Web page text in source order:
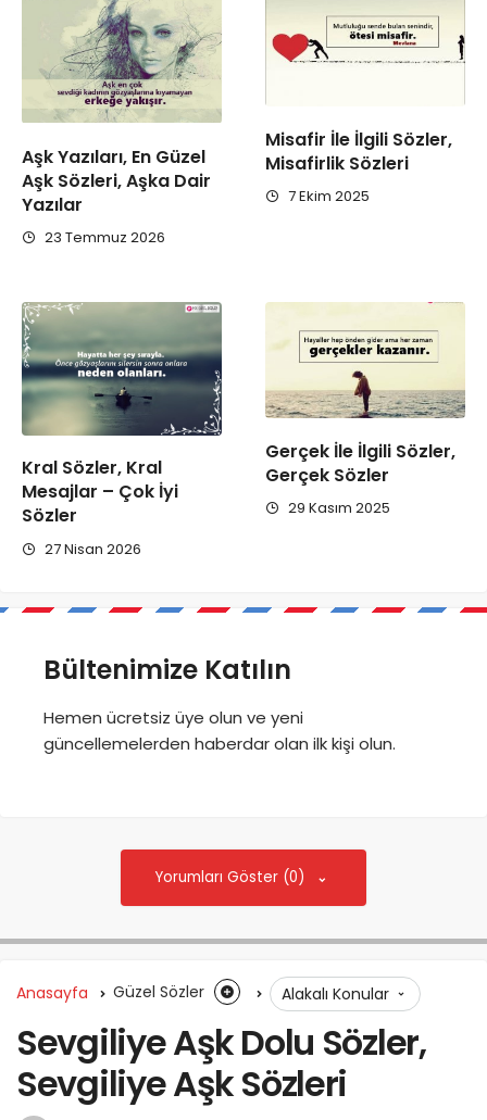
Aşk Yazıları, En Güzel
Aşk Sözleri, Aşka Dair
Yazılar
23 Temmuz 2026
Misafir İle İlgili Sözler,
Misafirlik Sözleri
7 Ekim 2025
Kral Sözler, Kral
Mesajlar – Çok İyi
Sözler
27 Nisan 2026
Gerçek İle İlgili Sözler,
Gerçek Sözler
29 Kasım 2025
Bültenimize Katılın
Hemen ücretsiz üye olun ve yeni
güncellemelerden haberdar olan ilk kişi olun.
Yorumları Göster (0)
Anasayfa Güzel Sözler Alakalı Konular
Sevgiliye Aşk Dolu Sözler,
Sevgiliye Aşk Sözleri